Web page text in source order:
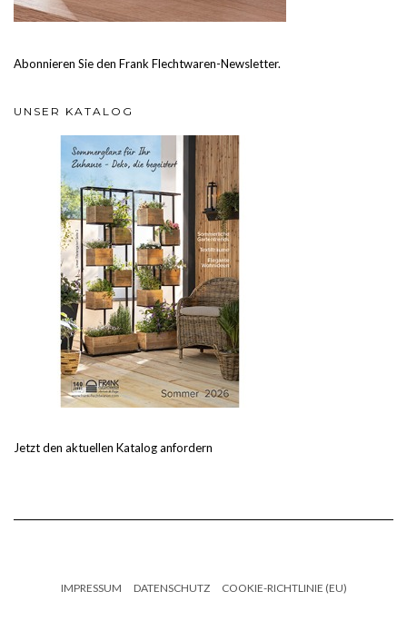
Abonnieren Sie den Frank Flechtwaren-Newsletter.
UNSER KATALOG
Jetzt den aktuellen Katalog anfordern
IMPRESSUM DATENSCHUTZ COOKIE-RICHTLINIE (EU)